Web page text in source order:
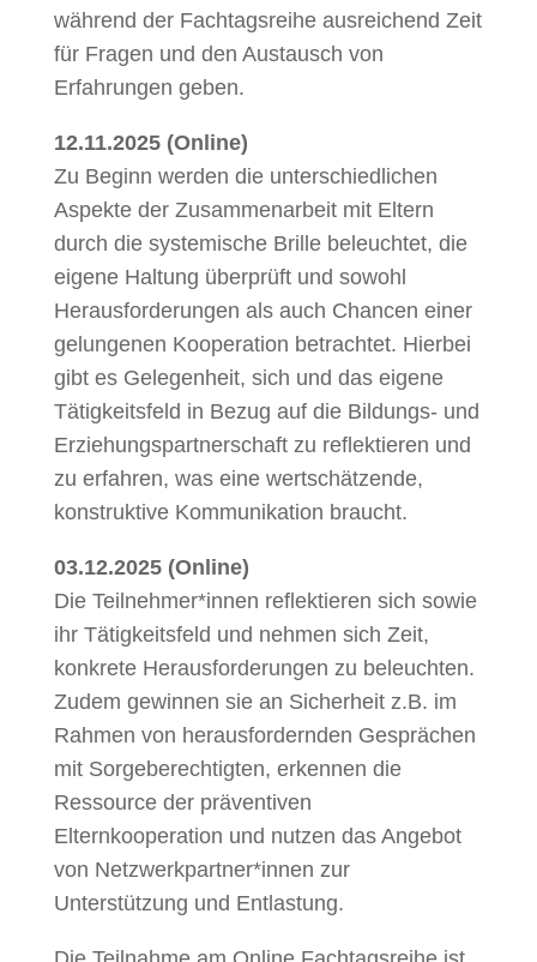
während der Fachtagsreihe ausreichend Zeit
für Fragen und den Austausch von
Erfahrungen geben.
12.11.2025 (Online)
Zu Beginn werden die unterschiedlichen
Aspekte der Zusammenarbeit mit Eltern
durch die systemische Brille beleuchtet, die
eigene Haltung überprüft und sowohl
Herausforderungen als auch Chancen einer
gelungenen Kooperation betrachtet. Hierbei
gibt es Gelegenheit, sich und das eigene
Tätigkeitsfeld in Bezug auf die Bildungs- und
Erziehungspartnerschaft zu reflektieren und
zu erfahren, was eine wertschätzende,
konstruktive Kommunikation braucht.
03.12.2025 (Online)
Die Teilnehmer*innen reflektieren sich sowie
ihr Tätigkeitsfeld und nehmen sich Zeit,
konkrete Herausforderungen zu beleuchten.
Zudem gewinnen sie an Sicherheit z.B. im
Rahmen von herausfordernden Gesprächen
mit Sorgeberechtigten, erkennen die
Ressource der präventiven
Elternkooperation und nutzen das Angebot
von Netzwerkpartner*innen zur
Unterstützung und Entlastung.